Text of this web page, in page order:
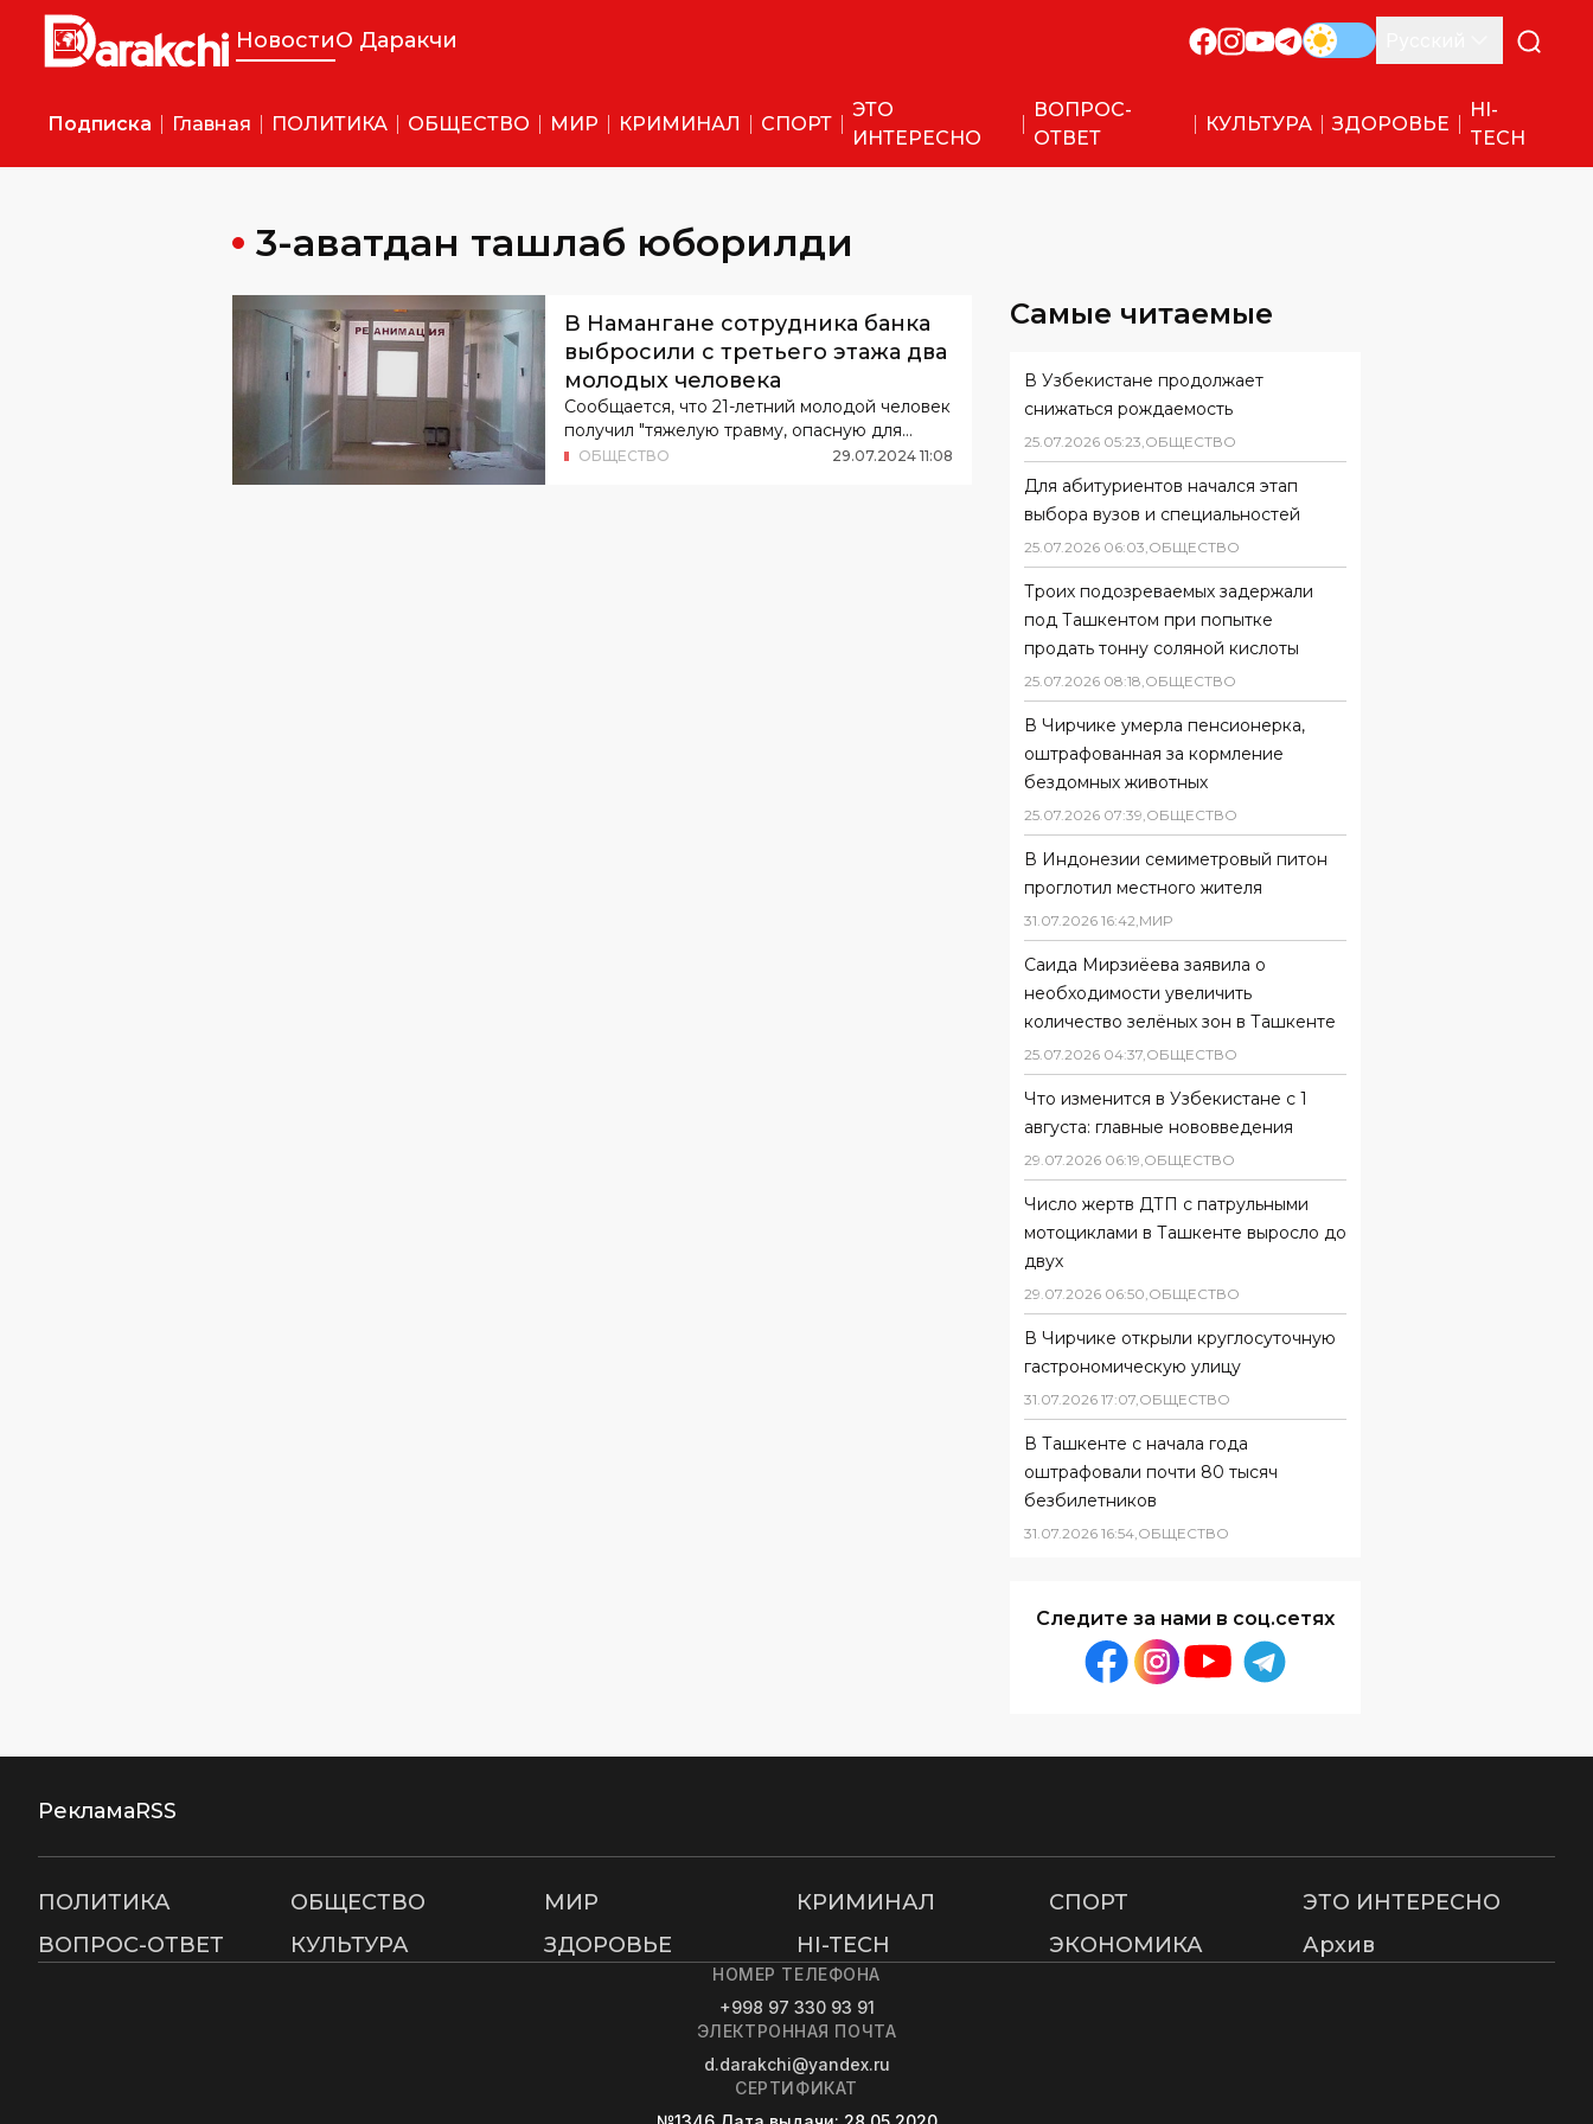
НовостиО Даракчи
Подписка Главная ПОЛИТИКА ОБЩЕСТВО МИР КРИМИНАЛ СПОРТ
ЭТО
ИНТЕРЕСНО
ВОПРОС-
ОТВЕТ
КУЛЬТУРА ЗДОРОВЬЕ
HI-
TECH
3-қаватдан ташлаб юборилди
ОБЩЕСТВО 29.07.2024 11:08
В Намангане сотрудника банка
выбросили с третьего этажа два
молодых человека
Сообщается, что 21-летний молодой человек
получил "тяжелую травму, опасную для
жизни".
Самые читаемые
В Узбекистане продолжает
снижаться рождаемость
25.07.2026 05:23,ОБЩЕСТВО
Для абитуриентов начался этап
выбора вузов и специальностей
25.07.2026 06:03,ОБЩЕСТВО
Троих подозреваемых задержали
под Ташкентом при попытке
продать тонну соляной кислоты
25.07.2026 08:18,ОБЩЕСТВО
В Чирчике умерла пенсионерка,
оштрафованная за кормление
бездомных животных
25.07.2026 07:39,ОБЩЕСТВО
В Индонезии семиметровый питон
проглотил местного жителя
31.07.2026 16:42,МИР
Саида Мирзиёева заявила о
необходимости увеличить
количество зелёных зон в Ташкенте
25.07.2026 04:37,ОБЩЕСТВО
Что изменится в Узбекистане с 1
августа: главные нововведения
29.07.2026 06:19,ОБЩЕСТВО
Число жертв ДТП с патрульными
мотоциклами в Ташкенте выросло до
двух
29.07.2026 06:50,ОБЩЕСТВО
В Чирчике открыли круглосуточную
гастрономическую улицу
31.07.2026 17:07,ОБЩЕСТВО
В Ташкенте с начала года
оштрафовали почти 80 тысяч
безбилетников
31.07.2026 16:54,ОБЩЕСТВО
Следите за нами в соц.сетях
РекламаRSS
ПОЛИТИКА ОБЩЕСТВО МИР КРИМИНАЛ СПОРТ
ЭТО ИНТЕРЕСНО
ВОПРОС-ОТВЕТ
КУЛЬТУРА ЗДОРОВЬЕ HI-TECH ЭКОНОМИКА Архив
НОМЕР ТЕЛЕФОНА
+998 97 330 93 91
ЭЛЕКТРОННАЯ ПОЧТА
d.darakchi@yandex.ru
СЕРТИФИКАТ